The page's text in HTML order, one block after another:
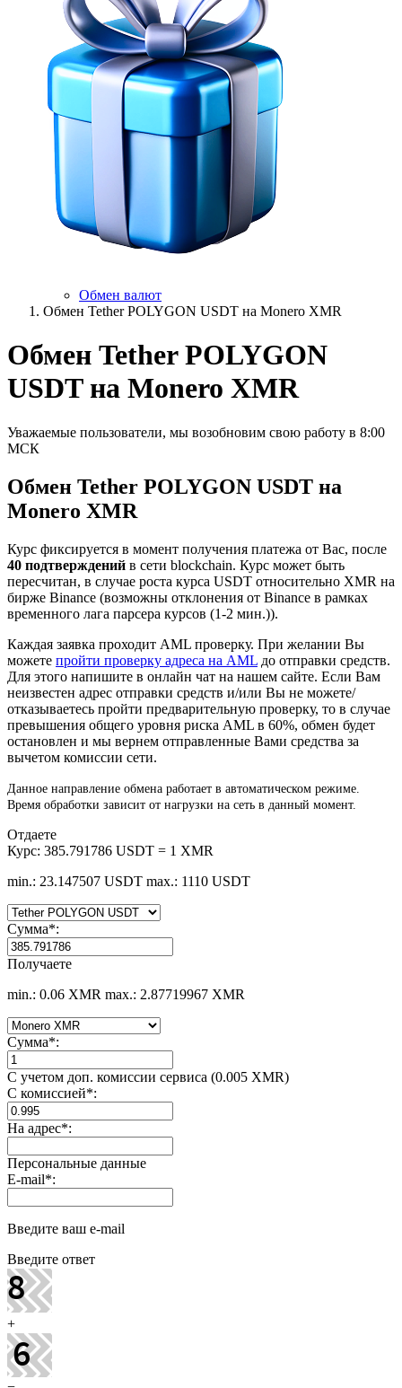
Обмен валют
Обмен Tether POLYGON USDT на Monero XMR
Обмен Tether POLYGON
USDT на Monero XMR
Уважаемые пользователи, мы возобновим свою работу в 8:00
МСК
Обмен Tether POLYGON USDT на
Monero XMR
Курс фиксируется в момент получения платежа от Вас, после
40 подтверждений в сети blockchain. Курс может быть
пересчитан, в случае роста курса USDT относительно XMR на
бирже Binance (возможны отклонения от Binance в рамках
временного лага парсера курсов (1-2 мин.)).
Каждая заявка проходит AML проверку. При желании Вы
можете пройти проверку адреса на AML до отправки средств.
Для этого напишите в онлайн чат на нашем сайте. Если Вам
неизвестен адрес отправки средств и/или Вы не можете/
отказываетесь пройти предварительную проверку, то в случае
превышения общего уровня риска AML в 60%, обмен будет
остановлен и мы вернем отправленные Вами средства за
вычетом комиссии сети.
Данное направление обмена работает в автоматическом режиме.
Время обработки зависит от нагрузки на сеть в данный момент.
Отдаете
Курс: 385.791786 USDT = 1 XMR
min.: 23.147507 USDT max.: 1110 USDT
Сумма*:
Получаете
min.: 0.06 XMR max.: 2.87719967 XMR
Сумма*:
С учетом доп. комиссии сервиса (0.005 XMR)
С комиссией*:
На адрес*:
Персональные данные
E-mail*:
Введите ваш e-mail
Введите ответ
+